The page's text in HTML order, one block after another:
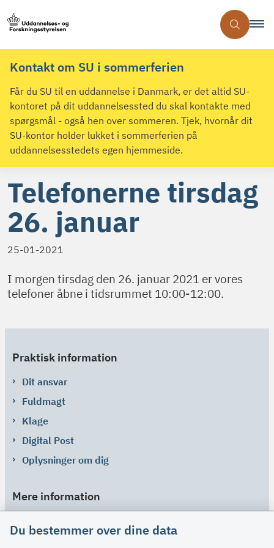
Kontakt om SU i sommerferien
Får du SU til en uddannelse i Danmark, er det altid SU-
kontoret på dit uddannelsessted du skal kontakte med
spørgsmål - også hen over sommeren. Tjek, hvornår dit
SU-kontor holder lukket i sommerferien på
uddannelsesstedets egen hjemmeside.
Telefonerne tirsdag
26. januar
25-01-2021
I morgen tirsdag den 26. januar 2021 er vores
telefoner åbne i tidsrummet 10:00-12:00.
Praktisk information
Dit ansvar
Fuldmagt
Klage
Digital Post
Oplysninger om dig
Mere information
Du bestemmer over dine data